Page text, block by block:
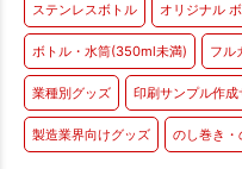
ステンレスボトル オリジナル
ボトル・水筒(350ml未満) フル
業種別グッズ 印刷サンプル作
製造業界向けグッズ のし巻き